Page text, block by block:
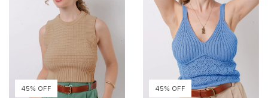
45% OFF 45% OFF